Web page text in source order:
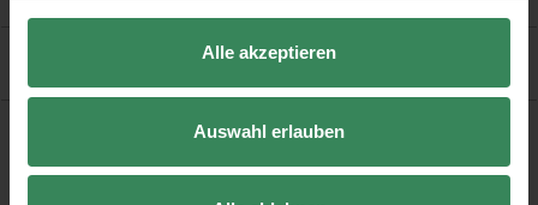
Alle akzeptieren
Auswahl erlauben
Versand- & Zahlungsmethoden